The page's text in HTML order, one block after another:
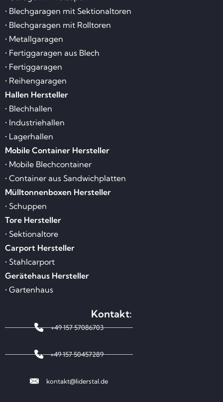
• Blechgaragen mit Sektionaltoren
• Blechgaragen mit Rolltoren
• Metallgaragen
• Fertiggaragen aus Blech
• Fertiggaragen
• Reihengaragen
Hallen Hersteller
• Blechhallen
• Industriehallen
• Lagerhallen
Mobile Container Hersteller
• Mobile Blechcontainer
• Container aus Sandwichplatten
Mülltonnenboxen Hersteller
• Schuppen
Tore Hersteller
• Sektionaltore
Carport Hersteller
• Stahlcarport
Gerätehaus Hersteller
• Gartenhaus
Kontakt:
+49 157 57086703
+49 157 50457289
kontakt@liderstal.de